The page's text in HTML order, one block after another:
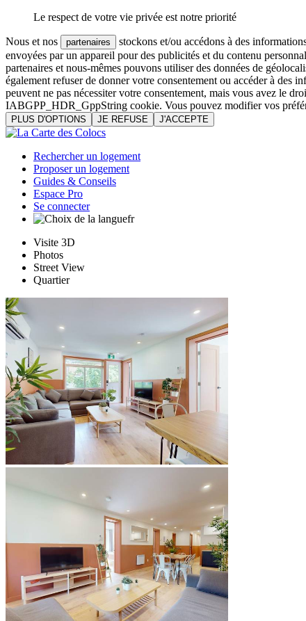
Le respect de votre vie privée est notre priorité
Nous et nos partenaires
stockons et/ou accédons à des
envoyées par un appareil pour des publicités et du contenu
partenaires et nous-mêmes pouvons utiliser des données de
également refuser de donner votre consentement ou accéder à des
peuvent ne pas nécessiter votre consentement, mais vous avez le
IABGPP_HDR_GppString cookie. Vous pouvez modifier vos
PLUS D'OPTIONS JE REFUSE J'ACCEPTE
Rechercher un logement
Proposer un logement
Guides & Conseils
Espace Pro
Se connecter
fr
Visite 3D
Photos
Street View
Quartier